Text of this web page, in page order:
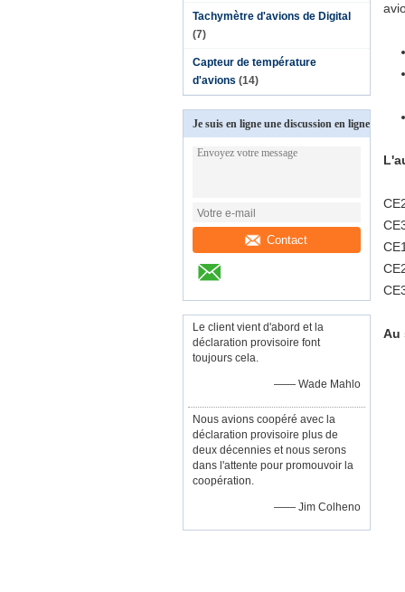
Tachymètre d'avions de Digital
(7)
Capteur de température
d'avions (14)
Je suis en ligne une discussion en ligne
Contact
Le client vient d'abord et la
déclaration provisoire font
toujours cela.
—— Wade Mahlo
Nous avions coopéré avec la
déclaration provisoire plus de
deux décennies et nous serons
dans l'attente pour promouvoir la
coopération.
—— Jim Colheno
Au